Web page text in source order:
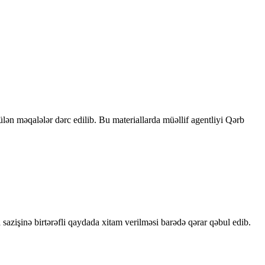
məqalələr dərc edilib. Bu materiallarda müəllif agentliyi Qərb
birtərəfli qaydada xitam verilməsi barədə qərar qəbul edib.